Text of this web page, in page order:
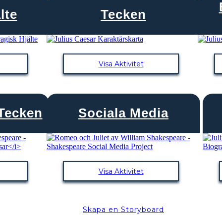
Tecken
Visa Aktivitet
Sociala Media
Visa Aktivitet
Skapa en Storyboard